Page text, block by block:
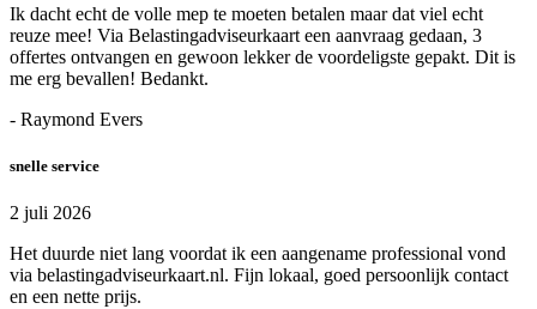
Ik dacht echt de volle mep te moeten betalen maar dat viel echt
reuze mee! Via Belastingadviseurkaart een aanvraag gedaan, 3
offertes ontvangen en gewoon lekker de voordeligste gepakt. Dit is
me erg bevallen! Bedankt.
- Raymond Evers
snelle service
2 juli 2026
Het duurde niet lang voordat ik een aangename professional vond
via belastingadviseurkaart.nl. Fijn lokaal, goed persoonlijk contact
en een nette prijs.